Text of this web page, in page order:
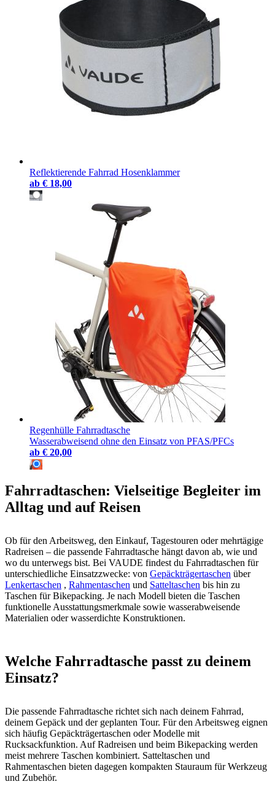
Reflektierende Fahrrad Hosenklammer
ab € 18,00
Regenhülle Fahrradtasche
Wasserabweisend ohne den Einsatz von PFAS/PFCs
ab € 20,00
Fahrradtaschen: Vielseitige Begleiter im
Alltag und auf Reisen
Ob für den Arbeitsweg, den Einkauf, Tagestouren oder mehrtägige
Radreisen – die passende Fahrradtasche hängt davon ab, wie und
wo du unterwegs bist. Bei VAUDE findest du Fahrradtaschen für
unterschiedliche Einsatzzwecke: von Gepäckträgertaschen über
Lenkertaschen , Rahmentaschen und Satteltaschen bis hin zu
Taschen für Bikepacking. Je nach Modell bieten die Taschen
funktionelle Ausstattungsmerkmale sowie wasserabweisende
Materialien oder wasserdichte Konstruktionen.
Welche Fahrradtasche passt zu deinem
Einsatz?
Die passende Fahrradtasche richtet sich nach deinem Fahrrad,
deinem Gepäck und der geplanten Tour. Für den Arbeitsweg eignen
sich häufig Gepäckträgertaschen oder Modelle mit
Rucksackfunktion. Auf Radreisen und beim Bikepacking werden
meist mehrere Taschen kombiniert. Satteltaschen und
Rahmentaschen bieten dagegen kompakten Stauraum für Werkzeug
und Zubehör.